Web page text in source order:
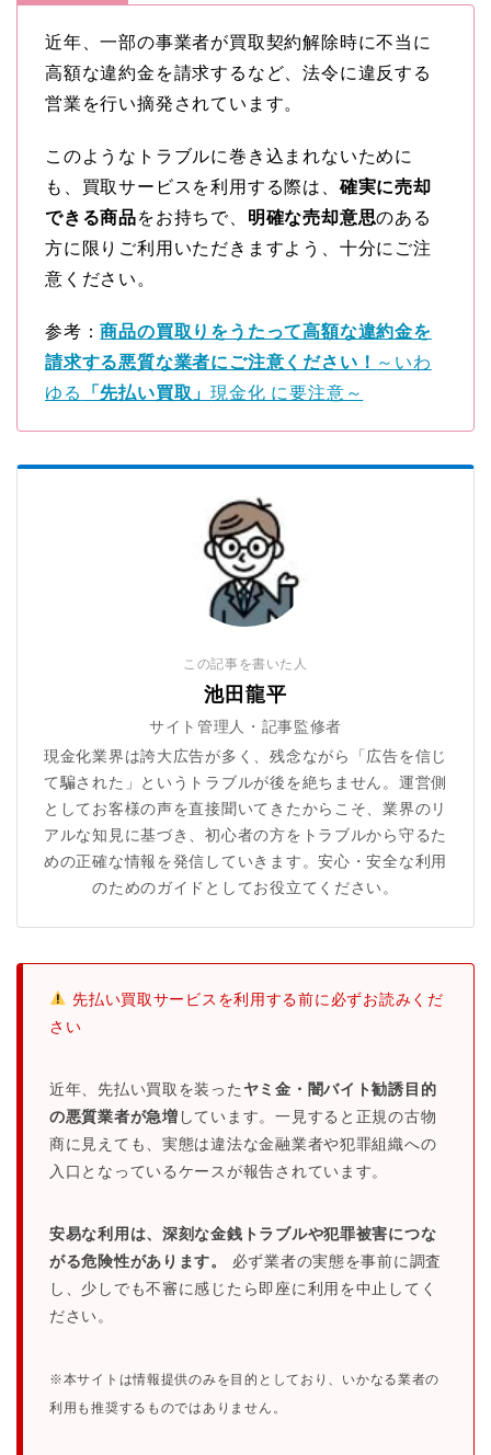
近年、一部の事業者が買取契約解除時に不当に
高額な違約金を請求するなど、法令に違反する
営業を行い摘発されています。
このようなトラブルに巻き込まれないために
も、買取サービスを利用する際は、 確実に売却
できる商品をお持ちで、 明確な売却意思のある
方に限りご利用いただきますよう、十分にご注
意ください。
参考：商品の買取りをうたって高額な違約金を
請求する悪質な業者にご注意ください！ ～いわ
ゆる
「先払い買取」現金化 に要注意～
この記事を書いた人
池田龍平
サイト管理人・記事監修者
現金化業界は誇大広告が多く、残念ながら「広告を信じ
て騙された」というトラブルが後を絶ちません。運営側
としてお客様の声を直接聞いてきたからこそ、業界のリ
アルな知見に基づき、初心者の方をトラブルから守るた
めの正確な情報を発信していきます。安心・安全な利用
のためのガイドとしてお役立てください。
先払い買取サービスを利用する前に必ずお読みくだ
さい
近年、先払い買取を装った ヤミ金・闇バイト勧誘目的
の悪質業者が急増 しています。一見すると正規の古物
商に見えても、実態は違法な金融業者や犯罪組織への
入口となっているケースが報告されています。
安易な利用は、深刻な金銭トラブルや犯罪被害につな
がる危険性があります。
必ず業者の実態を事前に調査
し、少しでも不審に感じたら即座に利用を中止してく
ださい。
※本サイトは情報提供のみを目的としており、いかなる業者の
利用も推奨するものではありません。